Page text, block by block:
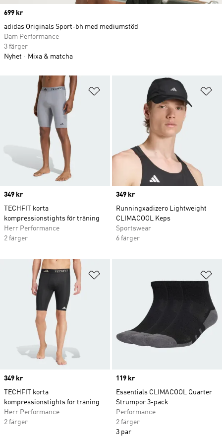
Lägg till på önskelistan
Price
349 kr
TECHFIT korta
kompressionstights för träning
Herr Performance
2 färger
Price
349 kr
Runningxadizero Lightweight
CLIMACOOL Keps
Sportswear
6 färger
Price
349 kr
TECHFIT korta
kompressionstights för träning
Herr Performance
2 färger
Price
119 kr
Essentials CLIMACOOL Quarter
Strumpor 3-pack
Performance
2 färger
3 par
Price
699 kr
adidas Originals Sport-bh med mediumstöd
Dam Performance
3 färger
Nyhet
Mixa & matcha